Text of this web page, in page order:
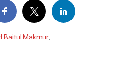
Baitul Makmur,